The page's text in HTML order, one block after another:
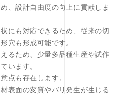
、設計自由度の向上に貢献しま
にも対応できるため、従来の切
穴も形成可能です。
るため、少量多品種生産や試作
います。
点も存在します。
表面の変質やバリ発生が生じる